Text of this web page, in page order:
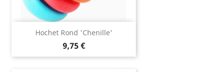
Hochet Rond 'chenille'
9,75 €